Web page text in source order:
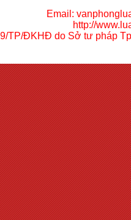
Email:
http://
TP/ĐKHĐ do Sở tư pháp